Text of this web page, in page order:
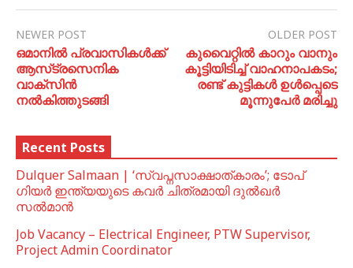
NEWER POST
ഒമാനില്‍ പ്രവാസികള്‍ക്ക്
ആസ്‍ട്രസെനിക
വാക്സിന്‍
നല്‍കിത്തുടങ്ങി
OLDER POST
കുവൈറ്റില്‍ കാറും വാനും
കൂട്ടിയിടിച്ച് വാഹനാപകടം;
രണ്ട് കുട്ടികൾ ഉള്‍പ്പെടെ
മൂന്നുപേര്‍ മരിച്ചു
Recent Posts
Dulquer Salmaan | ‘സ്വപ്നസാക്ഷാത്കാരം’; ടോപ്
ഗിയർ ഇന്ത്യയുടെ കവർ ചിത്രമായി ദുൽഖർ
സൽമാൻ
Job Vacancy – Electrical Engineer, PTW Supervisor,
Project Admin Coordinator